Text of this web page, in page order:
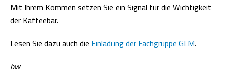
Mit Ihrem Kommen setzen Sie ein Signal für die Wichtigkeit
der Kaffeebar.
Lesen Sie dazu auch die Einladung der Fachgruppe GLM.
bw